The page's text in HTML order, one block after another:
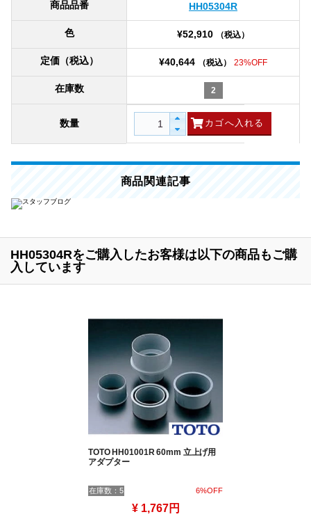
商品品番 HH05304R
色 ¥52,910 （税込）
定価（税込） ¥40,644 （税込） 23%OFF
在庫数 2
数量
商品関連記事
HH05304Rをご購入したお客様は以下の商品もご購
入しています
TOTO HH01001R 60mm 立上げ用
アダプター
在庫数：5 6%OFF
¥ 1,767円